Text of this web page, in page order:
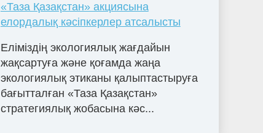
«Таза Қазақстан» акциясына
елордалық кәсіпкерлер атсалысты
Еліміздің экологиялық жағдайын
жақсартуға және қоғамда жаңа
экологиялық этиканы қалыптастыруға
бағытталған «Таза Қазақстан»
стратегиялық жобасына кәс...